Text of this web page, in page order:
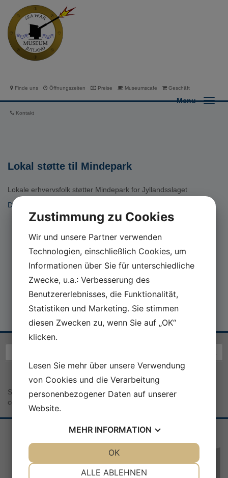
Finde uns Öffnungszeiten Preise Museumscafe Geschäft
Kontakt
Menu
Lokal støtte til Mindepark
Lokale erhvervsfolk støtter Mindepark for Jyllandsslaget
Dagbladet Lemvig
Sea War Museum Jutland | Kystcentervej 11 | 7680 Thyborøn |
contact@seawarmuseum.dk
Sponsorer:
Zustimmung zu Cookies
Wir und unsere Partner verwenden
Technologien, einschließlich Cookies, um
Informationen über Sie für unterschiedliche
Zwecke, u.a.: Verbesserung des
Benutzererlebnisses, die Funktionalität,
Statistiken und Marketing. Sie stimmen
diesen Zwecken zu, wenn Sie auf „OK“
klicken.
Lesen Sie mehr über unsere Verwendung
von Cookies und die Verarbeitung
personenbezogener Daten auf unserer
Website.
MEHR INFORMATION
ALLE ABLEHNEN
OK